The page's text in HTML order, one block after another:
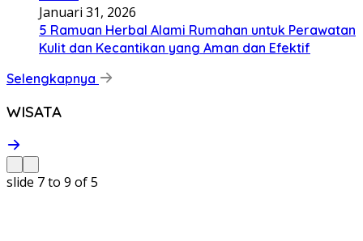
Januari 31, 2026
5 Ramuan Herbal Alami Rumahan untuk Perawatan
Kulit dan Kecantikan yang Aman dan Efektif
Selengkapnya
WISATA
slide 7 to 9 of 5